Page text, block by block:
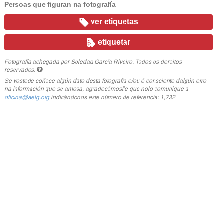
Persoas que figuran na fotografía
ver etiquetas
etiquetar
Fotografía achegada por Soledad García Riveiro. Todos os dereitos
reservados.
Se vostede coñece algún dato desta fotografía e/ou é consciente dalgún erro
na información que se amosa, agradecémoslle que nolo comunique a
oficina@aelg.orgindicándonos este número de referencia: 1,732